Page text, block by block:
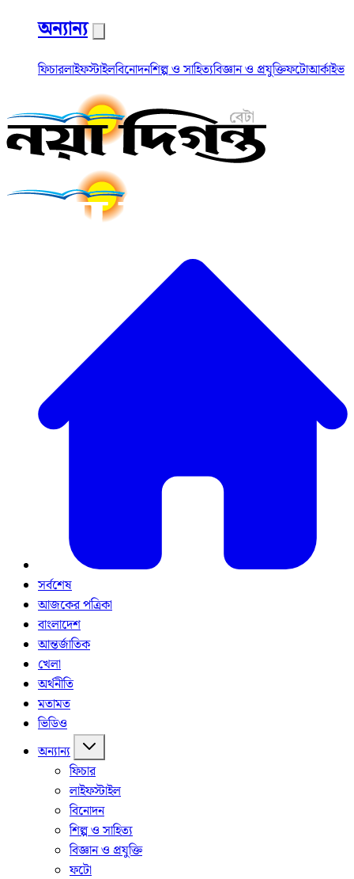
অন্যান্য
ফিচারলাইফস্টাইলবিনোদনশিল্প ও সাহিত্যবিজ্ঞান ও প্রযুক্তিফটোআর্কাইভ
সর্বশেষ
আজকের পত্রিকা
বাংলাদেশ
আন্তর্জাতিক
খেলা
অর্থনীতি
মতামত
ভিডিও
অন্যান্য
ফিচার
লাইফস্টাইল
বিনোদন
শিল্প ও সাহিত্য
বিজ্ঞান ও প্রযুক্তি
ফটো